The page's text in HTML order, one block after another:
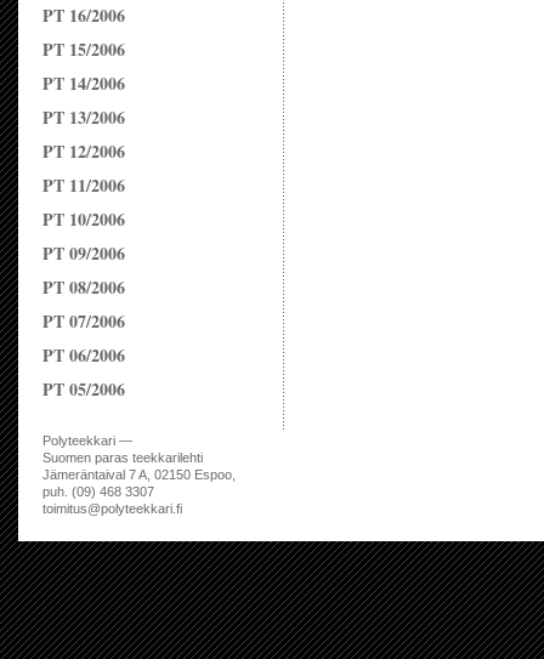
PT 16/2006
PT 15/2006
PT 14/2006
PT 13/2006
PT 12/2006
PT 11/2006
PT 10/2006
PT 09/2006
PT 08/2006
PT 07/2006
PT 06/2006
PT 05/2006
Polyteekkari —
Suomen paras teekkarilehti
Jämeräntaival 7 A, 02150 Espoo,
puh. (09) 468 3307
toimitus@polyteekkari.fi